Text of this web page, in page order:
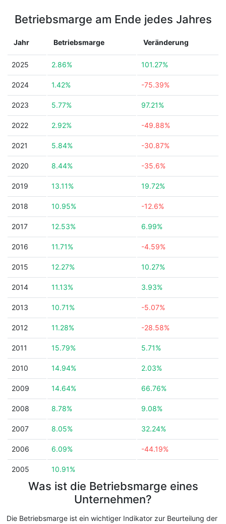
Betriebsmarge am Ende jedes Jahres
Jahr Betriebsmarge Veränderung
2025 2.86% 101.27%
2024 1.42% -75.39%
2023 5.77% 97.21%
2022 2.92% -49.88%
2021 5.84% -30.87%
2020 8.44% -35.6%
2019 13.11% 19.72%
2018 10.95% -12.6%
2017 12.53% 6.99%
2016 11.71% -4.59%
2015 12.27% 10.27%
2014 11.13% 3.93%
2013 10.71% -5.07%
2012 11.28% -28.58%
2011 15.79% 5.71%
2010 14.94% 2.03%
2009 14.64% 66.76%
2008 8.78% 9.08%
2007 8.05% 32.24%
2006 6.09% -44.19%
2005 10.91%
Was ist die Betriebsmarge eines
Unternehmen?
Die Betriebsmarge ist ein wichtiger Indikator zur Beurteilung der